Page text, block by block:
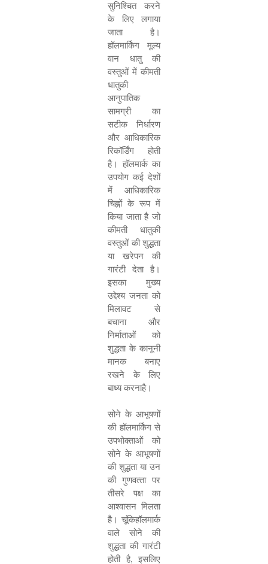
सुनिश्चित करने
के लिए लगाया
जाता है।
हॉलमार्किंग मूल्‍य
वान धातु की
वस्‍तुओं में कीमती
धातुकी
आनुपातिक
सामग्री का
सटीक निर्धारण
और आधिकारिक
रिकॉर्डिंग होती
है। हॉलमार्क का
उपयोग कई देशों
में आधिकारिक
चिह्नों के रूप में
किया जाता है जो
कीमती धातुकी
वस्‍तुओं की शुद्धता
या खरेपन की
गारंटी देता है।
इसका मुख्य
उद्देश्य जनता को
मिलावट से
बचाना और
निर्माताओं को
शुद्धता के कानूनी
मानक बनाए
रखने के लिए
बाध्य करनाहै।
सोने के आभूषणों
की हॉलमार्किंग से
उपभोक्ताओं को
सोने के आभूषणों
की शुद्धता या उन
की गुणवत्ता पर
तीसरे पक्ष का
आश्वासन मिलता
है। चूंकिहॉलमार्क
वाले सोने की
शुद्धता की गारंटी
होती है, इसलिए